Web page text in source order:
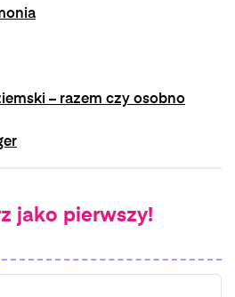
– razem czy osobno
jako pierwszy!